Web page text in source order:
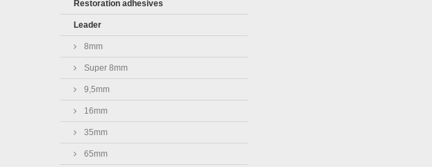
Restoration adhesives
Leader
8mm
Super 8mm
9,5mm
16mm
35mm
65mm